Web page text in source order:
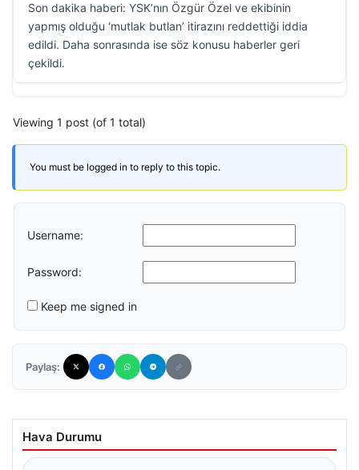
Son dakika haberi: YSK’nın Özgür Özel ve ekibinin
yapmış olduğu ‘mutlak butlan’ itirazını reddettiği iddia
edildi. Daha sonrasında ise söz konusu haberler geri
çekildi.
Viewing 1 post (of 1 total)
You must be logged in to reply to this topic.
Username:
Password:
Keep me signed in
Paylaş:
Hava Durumu